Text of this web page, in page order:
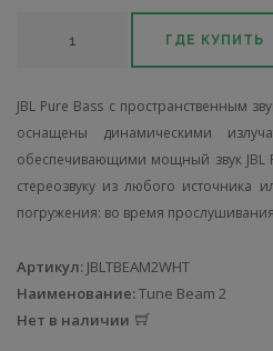
ГДЕ КУПИТЬ
JBL Pure Bass с пространственным
оснащены динамическими
обеспечивающими мощный звук JBL
стереозвуку из любого источника
погружения: во время
Артикул: JBLTBEAM2WHT
Наименование:Tune Beam 2
Нет в наличии